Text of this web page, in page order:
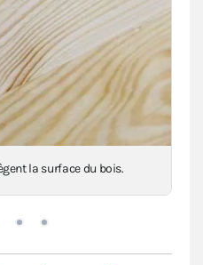
la surface du bois.